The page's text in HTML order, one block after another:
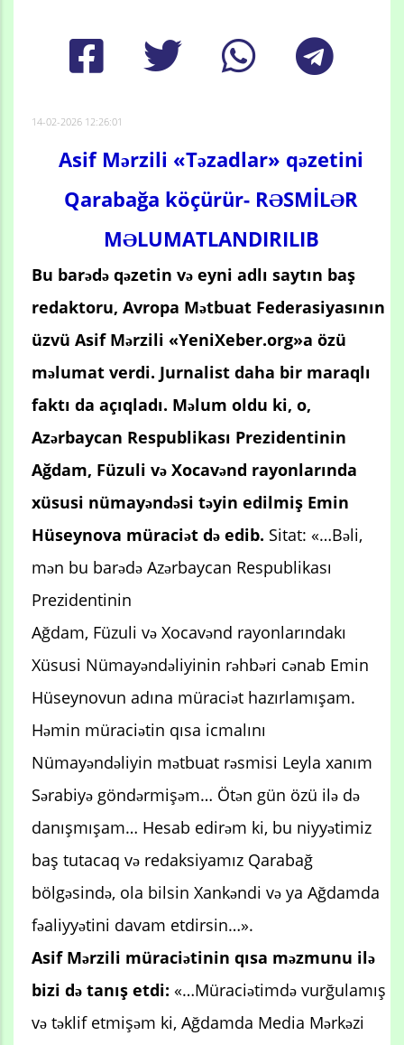
14-02-2026 12:26:01
Asif Mərzili «Təzadlar» qəzetini
Qarabağa köçürür- RƏSMİLƏR
MƏLUMATLANDIRILIB
Bu barədə qəzetin və eyni adlı saytın baş
redaktoru, Avropa Mətbuat Federasiyasının
üzvü Asif Mərzili «YeniXeber.org»a özü
məlumat verdi. Jurnalist daha bir maraqlı
faktı da açıqladı. Məlum oldu ki, o,
Azərbaycan Respublikası Prezidentinin
Ağdam, Füzuli və Xocavənd rayonlarında
xüsusi nümayəndəsi təyin edilmiş Emin
Hüseynova müraciət də edib. Sitat: «…Bəli,
mən bu barədə Azərbaycan Respublikası
Prezidentinin
Ağdam, Füzuli və Xocavənd rayonlarındakı
Xüsusi Nümayəndəliyinin rəhbəri cənab Emin
Hüseynovun adına müraciət hazırlamışam.
Həmin müraciətin qısa icmalını
Nümayəndəliyin mətbuat rəsmisi Leyla xanım
Sərabiyə göndərmişəm… Ötən gün özü ilə də
danışmışam… Hesab edirəm ki, bu niyyətimiz
baş tutacaq və redaksiyamız Qarabağ
bölgəsində, ola bilsin Xankəndi və ya Ağdamda
fəaliyyətini davam etdirsin…».
Asif Mərzili müraciətinin qısa məzmunu ilə
bizi də tanış etdi: «…Müraciətimdə vurğulamış
və təklif etmişəm ki, Ağdamda Media Mərkəzi